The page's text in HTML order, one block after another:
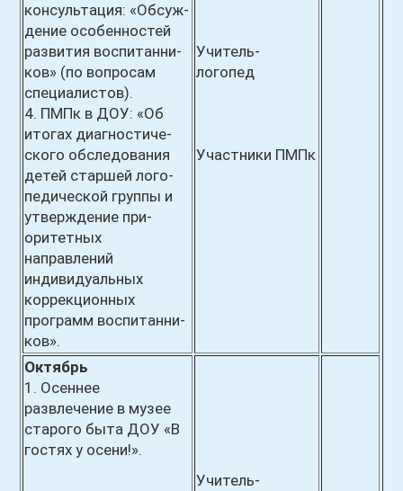
консультация: «Обсуж-
дение особенностей
развития воспитанни-
ков» (по вопросам
специалистов).
4. ПМПк в ДОУ: «Об
итогах диагностиче-
ского обследования
детей старшей лого-
педической группы и
утверждение при-
оритетных
направлений
индивидуальных
коррекционных
программ воспитанни-
ков».
Учитель-
логопед
Участники ПМПк
Октябрь
1. Осеннее
развлечение в музее
старого быта ДОУ «В
гостях у осени!».
Учитель-